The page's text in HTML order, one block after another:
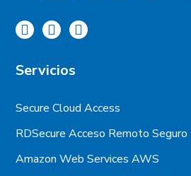
Servicios
Secure Cloud Access
RDSecure Acceso Remoto Seguro
Amazon Web Services AWS